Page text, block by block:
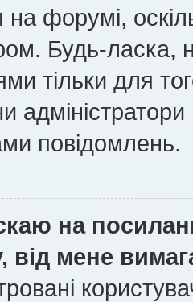
форумі,
Будь-
тільки для
повідомлень.
на
від мене